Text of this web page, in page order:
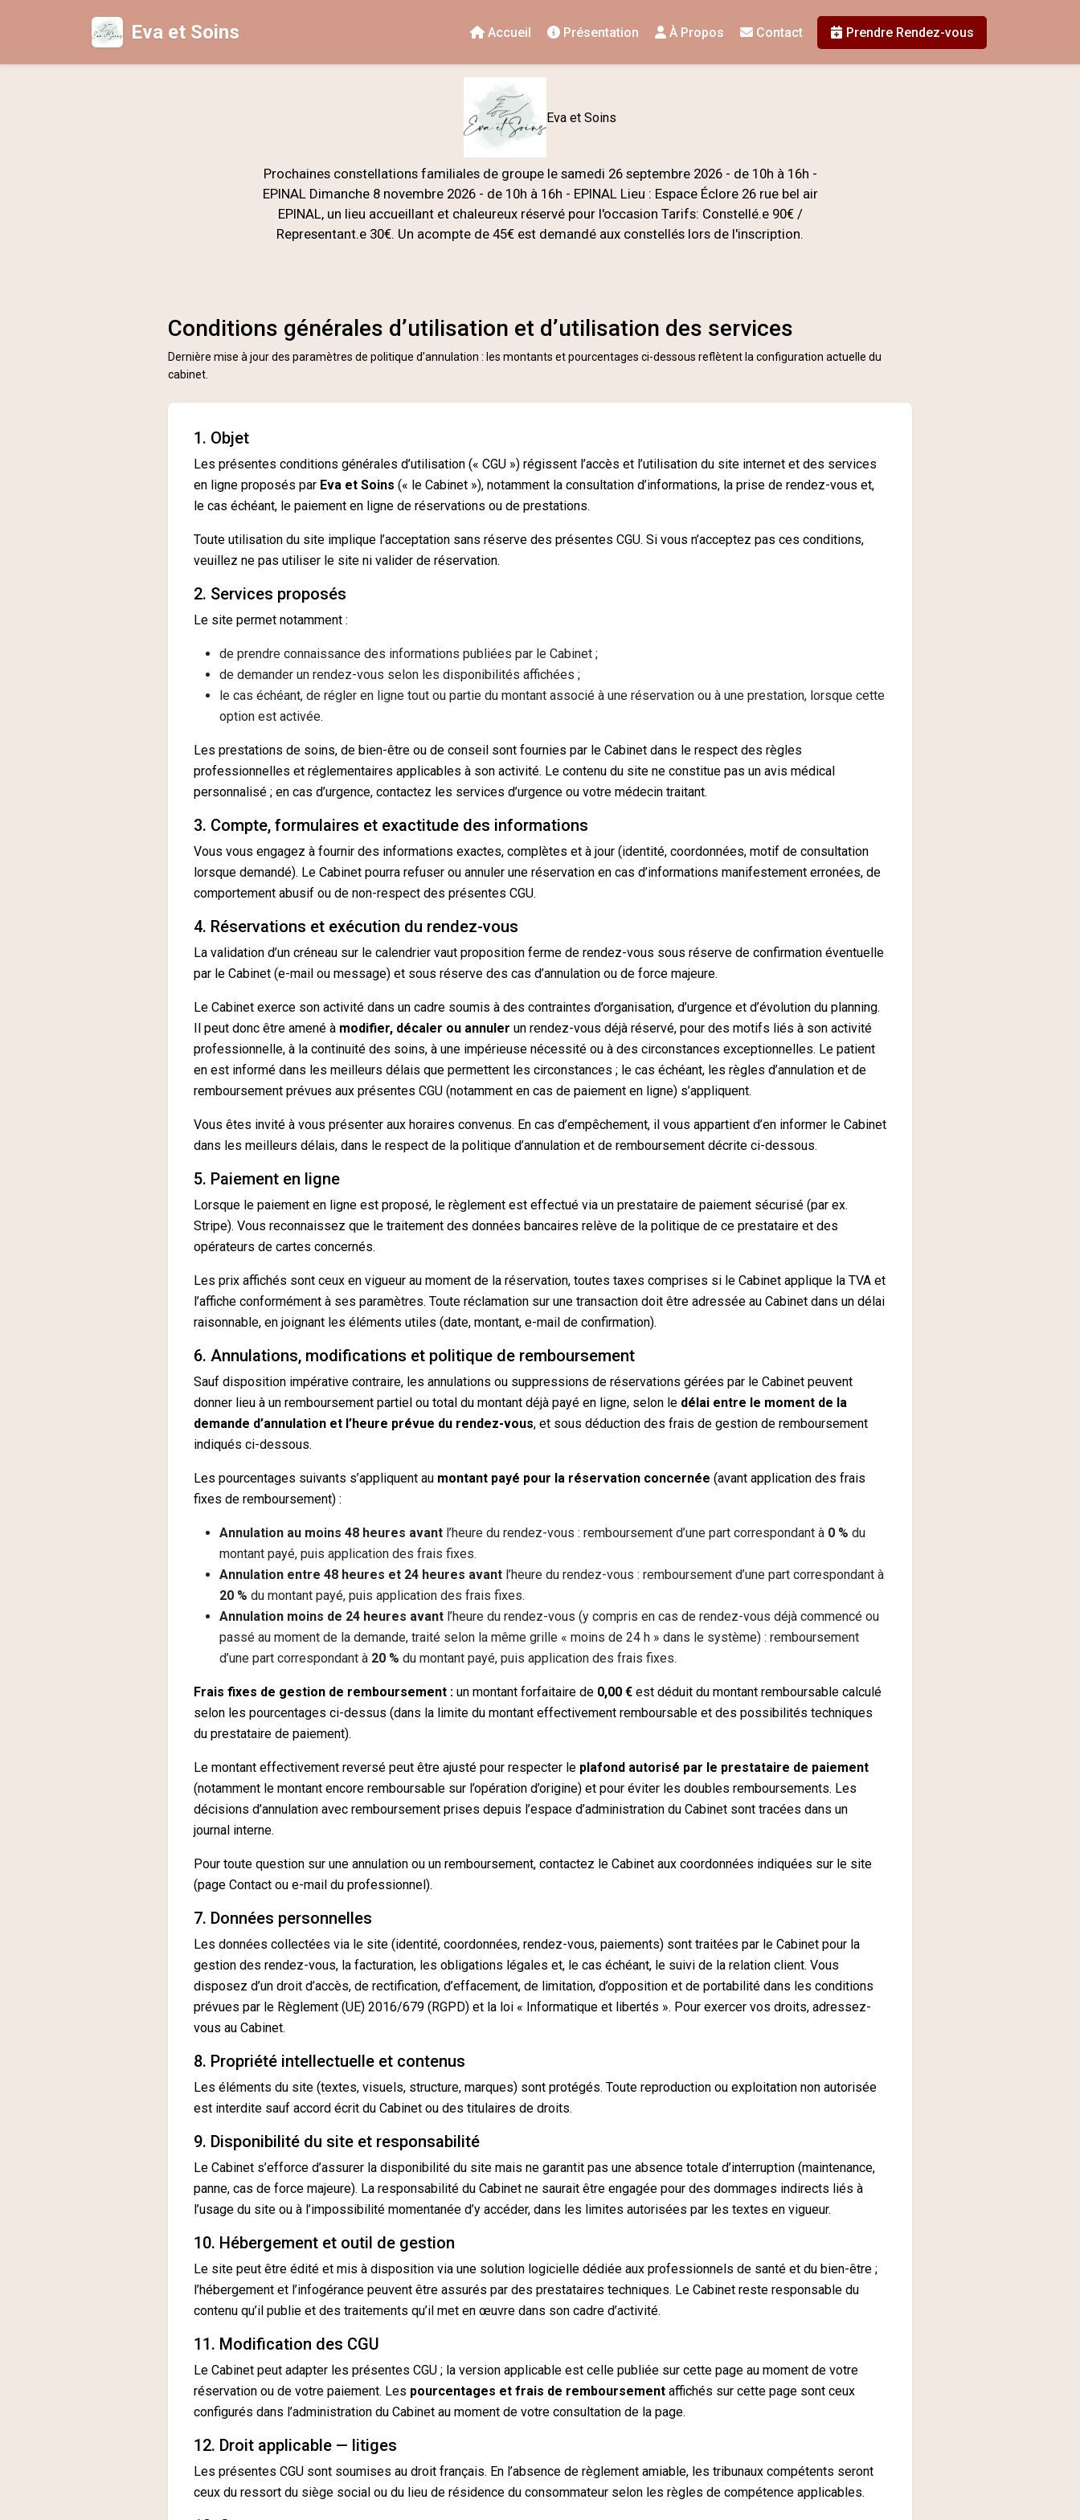
Eva et Soins Accueil Présentation À Propos Contact Prendre Rendez-vous
Eva et Soins
Prochaines constellations familiales de groupe le samedi 26 septembre 2026 - de 10h à 16h -
EPINAL Dimanche 8 novembre 2026 - de 10h à 16h - EPINAL Lieu : Espace Éclore 26 rue bel air
EPINAL, un lieu accueillant et chaleureux réservé pour l'occasion Tarifs: Constellé.e 90€ /
Representant.e 30€. Un acompte de 45€ est demandé aux constellés lors de l'inscription.
Conditions générales d’utilisation et d’utilisation des services
Dernière mise à jour des paramètres de politique d’annulation : les montants et pourcentages ci-dessous reflètent la configuration actuelle du
cabinet.
1. Objet
Les présentes conditions générales d’utilisation (« CGU ») régissent l’accès et l’utilisation du site internet et des services
en ligne proposés par Eva et Soins (« le Cabinet »), notamment la consultation d’informations, la prise de rendez-vous et,
le cas échéant, le paiement en ligne de réservations ou de prestations.
Toute utilisation du site implique l’acceptation sans réserve des présentes CGU. Si vous n’acceptez pas ces conditions,
veuillez ne pas utiliser le site ni valider de réservation.
2. Services proposés
Le site permet notamment :
de prendre connaissance des informations publiées par le Cabinet ;
de demander un rendez-vous selon les disponibilités affichées ;
le cas échéant, de régler en ligne tout ou partie du montant associé à une réservation ou à une prestation, lorsque cette
option est activée.
Les prestations de soins, de bien-être ou de conseil sont fournies par le Cabinet dans le respect des règles
professionnelles et réglementaires applicables à son activité. Le contenu du site ne constitue pas un avis médical
personnalisé ; en cas d’urgence, contactez les services d’urgence ou votre médecin traitant.
3. Compte, formulaires et exactitude des informations
Vous vous engagez à fournir des informations exactes, complètes et à jour (identité, coordonnées, motif de consultation
lorsque demandé). Le Cabinet pourra refuser ou annuler une réservation en cas d’informations manifestement erronées, de
comportement abusif ou de non-respect des présentes CGU.
4. Réservations et exécution du rendez-vous
La validation d’un créneau sur le calendrier vaut proposition ferme de rendez-vous sous réserve de confirmation éventuelle
par le Cabinet (e-mail ou message) et sous réserve des cas d’annulation ou de force majeure.
Le Cabinet exerce son activité dans un cadre soumis à des contraintes d’organisation, d’urgence et d’évolution du planning.
Il peut donc être amené à modifier, décaler ou annuler un rendez-vous déjà réservé, pour des motifs liés à son activité
professionnelle, à la continuité des soins, à une impérieuse nécessité ou à des circonstances exceptionnelles. Le patient
en est informé dans les meilleurs délais que permettent les circonstances ; le cas échéant, les règles d’annulation et de
remboursement prévues aux présentes CGU (notamment en cas de paiement en ligne) s’appliquent.
Vous êtes invité à vous présenter aux horaires convenus. En cas d’empêchement, il vous appartient d’en informer le Cabinet
dans les meilleurs délais, dans le respect de la politique d’annulation et de remboursement décrite ci-dessous.
5. Paiement en ligne
Lorsque le paiement en ligne est proposé, le règlement est effectué via un prestataire de paiement sécurisé (par ex.
Stripe). Vous reconnaissez que le traitement des données bancaires relève de la politique de ce prestataire et des
opérateurs de cartes concernés.
Les prix affichés sont ceux en vigueur au moment de la réservation, toutes taxes comprises si le Cabinet applique la TVA et
l’affiche conformément à ses paramètres. Toute réclamation sur une transaction doit être adressée au Cabinet dans un délai
raisonnable, en joignant les éléments utiles (date, montant, e-mail de confirmation).
6. Annulations, modifications et politique de remboursement
Sauf disposition impérative contraire, les annulations ou suppressions de réservations gérées par le Cabinet peuvent
donner lieu à un remboursement partiel ou total du montant déjà payé en ligne, selon le délai entre le moment de la
demande d’annulation et l’heure prévue du rendez-vous, et sous déduction des frais de gestion de remboursement
indiqués ci-dessous.
Les pourcentages suivants s’appliquent au montant payé pour la réservation concernée (avant application des frais
fixes de remboursement) :
Annulation au moins 48 heures avant l’heure du rendez-vous : remboursement d’une part correspondant à 0 % du
montant payé, puis application des frais fixes.
Annulation entre 48 heures et 24 heures avant l’heure du rendez-vous : remboursement d’une part correspondant à
20 % du montant payé, puis application des frais fixes.
Annulation moins de 24 heures avant l’heure du rendez-vous (y compris en cas de rendez-vous déjà commencé ou
passé au moment de la demande, traité selon la même grille « moins de 24 h » dans le système) : remboursement
d’une part correspondant à 20 % du montant payé, puis application des frais fixes.
Frais fixes de gestion de remboursement : un montant forfaitaire de 0,00 € est déduit du montant remboursable calculé
selon les pourcentages ci-dessus (dans la limite du montant effectivement remboursable et des possibilités techniques
du prestataire de paiement).
Le montant effectivement reversé peut être ajusté pour respecter le plafond autorisé par le prestataire de paiement
(notamment le montant encore remboursable sur l’opération d’origine) et pour éviter les doubles remboursements. Les
décisions d’annulation avec remboursement prises depuis l’espace d’administration du Cabinet sont tracées dans un
journal interne.
Pour toute question sur une annulation ou un remboursement, contactez le Cabinet aux coordonnées indiquées sur le site
(page Contact ou e-mail du professionnel).
7. Données personnelles
Les données collectées via le site (identité, coordonnées, rendez-vous, paiements) sont traitées par le Cabinet pour la
gestion des rendez-vous, la facturation, les obligations légales et, le cas échéant, le suivi de la relation client. Vous
disposez d’un droit d’accès, de rectification, d’effacement, de limitation, d’opposition et de portabilité dans les conditions
prévues par le Règlement (UE) 2016/679 (RGPD) et la loi « Informatique et libertés ». Pour exercer vos droits, adressez-
vous au Cabinet.
8. Propriété intellectuelle et contenus
Les éléments du site (textes, visuels, structure, marques) sont protégés. Toute reproduction ou exploitation non autorisée
est interdite sauf accord écrit du Cabinet ou des titulaires de droits.
9. Disponibilité du site et responsabilité
Le Cabinet s’efforce d’assurer la disponibilité du site mais ne garantit pas une absence totale d’interruption (maintenance,
panne, cas de force majeure). La responsabilité du Cabinet ne saurait être engagée pour des dommages indirects liés à
l’usage du site ou à l’impossibilité momentanée d’y accéder, dans les limites autorisées par les textes en vigueur.
10. Hébergement et outil de gestion
Le site peut être édité et mis à disposition via une solution logicielle dédiée aux professionnels de santé et du bien-être ;
l’hébergement et l’infogérance peuvent être assurés par des prestataires techniques. Le Cabinet reste responsable du
contenu qu’il publie et des traitements qu’il met en œuvre dans son cadre d’activité.
11. Modification des CGU
Le Cabinet peut adapter les présentes CGU ; la version applicable est celle publiée sur cette page au moment de votre
réservation ou de votre paiement. Les pourcentages et frais de remboursement affichés sur cette page sont ceux
configurés dans l’administration du Cabinet au moment de votre consultation de la page.
12. Droit applicable — litiges
Les présentes CGU sont soumises au droit français. En l’absence de règlement amiable, les tribunaux compétents seront
ceux du ressort du siège social ou du lieu de résidence du consommateur selon les règles de compétence applicables.